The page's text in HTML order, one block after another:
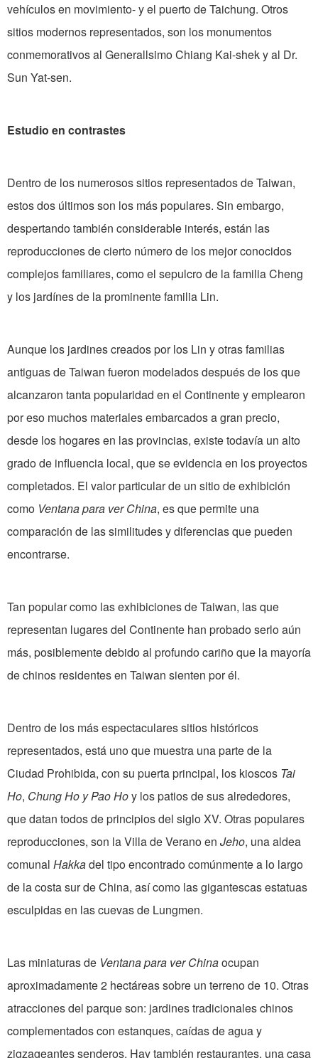
vehículos en movimiento- y el puerto de Taichung. Otros
sitios modernos representados, son los monumentos
conmemorativos al Generallsimo Chiang Kai-shek y al Dr.
Sun Yat-sen.
Estudio en contrastes
Dentro de los numerosos sitios representados de Taiwan,
estos dos últimos son los más populares. Sin embargo,
despertando también considerable interés, están las
reproducciones de cierto número de los mejor conocidos
complejos familiares, como el sepulcro de la familia Cheng
y los jardínes de la prominente familia Lin.
Aunque los jardines creados por los Lin y otras familias
antiguas de Taiwan fueron modelados después de los que
alcanzaron tanta popularidad en el Continente y emplearon
por eso muchos materiales embarcados a gran precio,
desde los hogares en las provincias, existe todavía un alto
grado de influencia local, que se evidencia en los proyectos
completados. El valor particular de un sitio de exhibición
como Ventana para ver China, es que permite una
comparación de las similitudes y diferencias que pueden
encontrarse.
Tan popular como las exhibiciones de Taiwan, las que
representan lugares del Continente han probado serlo aún
más, posiblemente debido al profundo cariño que la mayoría
de chinos residentes en Taiwan sienten por él.
Dentro de los más espectaculares sitios históricos
representados, está uno que muestra una parte de la
Ciudad Prohibida, con su puerta principal, los kioscos Tai
Ho, Chung Ho y Pao Hoy los patios de sus alrededores,
que datan todos de principios del siglo XV. Otras populares
reproducciones, son la Villa de Verano en Jeho, una aldea
comunal Hakkadel tipo encontrado comúnmente a lo largo
de la costa sur de China, así como las gigantescas estatuas
esculpidas en las cuevas de Lungmen.
Las miniaturas de Ventana para ver Chinaocupan
aproximadamente 2 hectáreas sobre un terreno de 10. Otras
atracciones del parque son: jardines tradicionales chinos
complementados con estanques, caídas de agua y
zigzageantes senderos. Hay también restaurantes, una casa